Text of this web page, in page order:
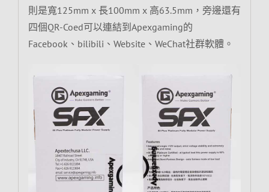
則是寬125mm x 長100mm x 高63.5mm，旁邊還有
四個QR-Coed可以連結到Apexgaming的
Facebook、bilibili、Website、WeChat社群軟體。